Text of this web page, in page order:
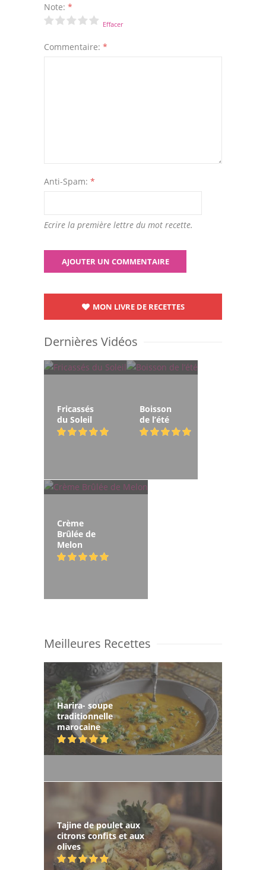
Note: *
Effacer
Commentaire: *
Anti-Spam: *
Ecrire la première lettre du mot recette.
MON LIVRE DE RECETTES
Dernières Vidéos
Fricassés
du Soleil
Boisson
de l’été
Crème
Brûlée de
Melon
Meilleures Recettes
Harira- soupe
traditionnelle
marocaine
Tajine de poulet aux
citrons confits et aux
olives